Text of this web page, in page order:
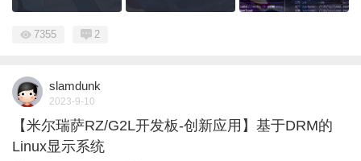
7355 2
slamdunk
2023-9-10
【米尔瑞萨RZ/G2L开发板-创新应用】基于DRM的
Linux显示系统